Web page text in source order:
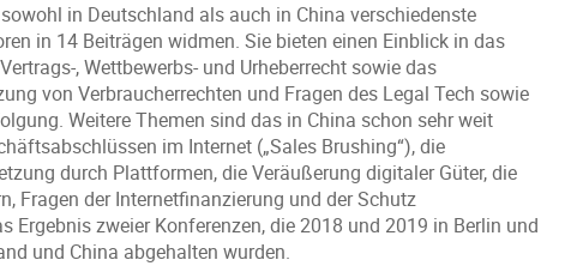
in Deutschland als auch in China verschiedenste
in 14 Beiträgen widmen. Sie bieten einen Einblick in das
, Wettbewerbs- und Urheberrecht sowie das
von Verbraucherrechten und Fragen des Legal Tech sowie
Weitere Themen sind das in China schon sehr weit
im Internet („Sales Brushing“), die
durch Plattformen, die Veräußerung digitaler Güter, die
Fragen der Internetfinanzierung und der Schutz
Ergebnis zweier Konferenzen, die 2018 und 2019 in Berlin und
und China abgehalten wurden.